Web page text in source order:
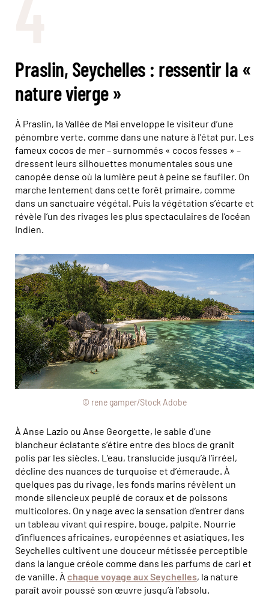
Praslin, Seychelles : ressentir la «
nature vierge »
À Praslin, la Vallée de Mai enveloppe le visiteur d’une
pénombre verte, comme dans une nature à l’état pur. Les
fameux cocos de mer – surnommés « cocos fesses » –
dressent leurs silhouettes monumentales sous une
canopée dense où la lumière peut à peine se faufiler. On
marche lentement dans cette forêt primaire, comme
dans un sanctuaire végétal. Puis la végétation s’écarte et
révèle l’un des rivages les plus spectaculaires de l’océan
Indien.
© rene gamper/Stock Adobe
À Anse Lazio ou Anse Georgette, le sable d’une
blancheur éclatante s’étire entre des blocs de granit
polis par les siècles. L’eau, translucide jusqu’à l’irréel,
décline des nuances de turquoise et d’émeraude. À
quelques pas du rivage, les fonds marins révèlent un
monde silencieux peuplé de coraux et de poissons
multicolores. On y nage avec la sensation d’entrer dans
un tableau vivant qui respire, bouge, palpite. Nourrie
d’influences africaines, européennes et asiatiques, les
Seychelles cultivent une douceur métissée perceptible
dans la langue créole comme dans les parfums de cari et
de vanille. À chaque voyage aux Seychelles, la nature
paraît avoir poussé son œuvre jusqu’à l’absolu.